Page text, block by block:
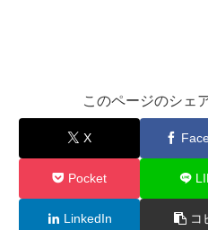
このページのシェ
X
Pocket
LinkedIn コ